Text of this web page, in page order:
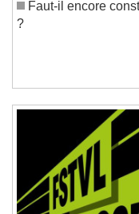
Seek to live,
Remaining
Playback
Chapters
Chapters
Descriptions